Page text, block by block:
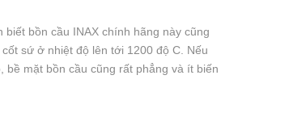
bồn cầu INAX chính hãng này cũng
sứ ở nhiệt độ lên tới 1200 độ C. Nếu
bề mặt bồn cầu cũng rất phẳng và ít biến